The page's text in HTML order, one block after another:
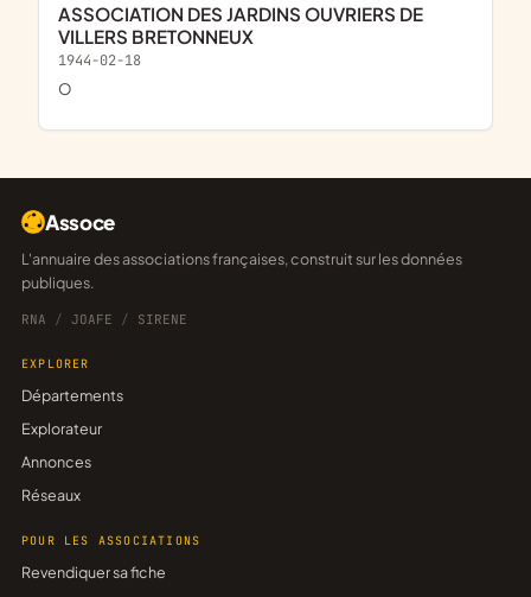
ASSOCIATION DES JARDINS OUVRIERS DE
VILLERS BRETONNEUX
1944-02-18
o
Assoce
L'annuaire des associations françaises, construit sur les données
publiques.
RNA / JOAFE / SIRENE
EXPLORER
Départements
Explorateur
Annonces
Réseaux
POUR LES ASSOCIATIONS
Revendiquer sa fiche